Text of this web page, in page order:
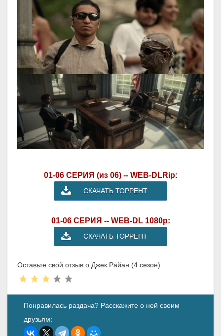
01-06 СЕРИЯ (из 06) -- WEB-DLRip:
СКАЧАТЬ ТОРРЕНТ
01-06 СЕРИЯ -- WEB-DL 1080p:
СКАЧАТЬ ТОРРЕНТ
Оставьте свой отзыв о Джек Райан (4 сезон)
Понравилась раздача? Расскажите о ней своим
друзьям: